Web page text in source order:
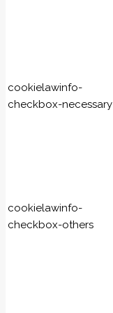
cookielawinfo-
checkbox-necessary
cookielawinfo-
checkbox-others